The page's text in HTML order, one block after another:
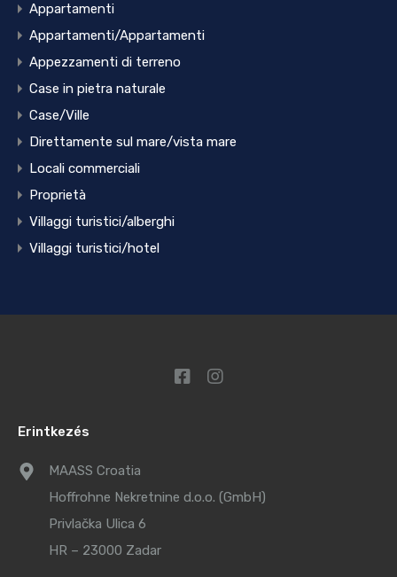
Appartamenti
Appartamenti/Appartamenti
Appezzamenti di terreno
Case in pietra naturale
Case/Ville
Direttamente sul mare/vista mare
Locali commerciali
Proprietà
Villaggi turistici/alberghi
Villaggi turistici/hotel
Erintkezés
MAASS Croatia
Hoffrohne Nekretnine d.o.o. (GmbH)
Privlačka Ulica 6
HR – 23000 Zadar